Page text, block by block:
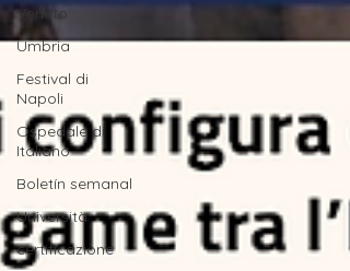
Veneto
Umbria
Festival di
Napoli
Ospedale di
Italiano
Boletín semanal
Università
certificazione